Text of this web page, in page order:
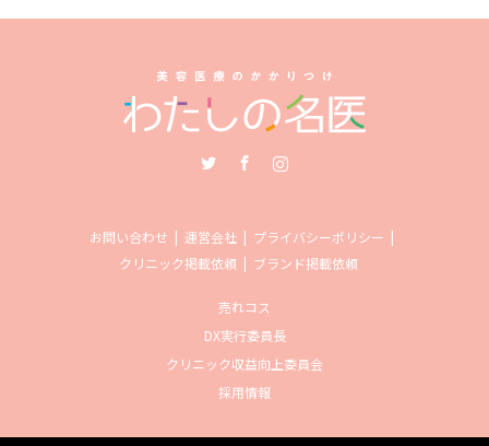
お問い合わせ 運営会社
プライバシーポリシー
クリニック掲載依頼
ブランド掲載依頼
売れコス
DX実行委員長
クリニック収益向上委員会
採用情報